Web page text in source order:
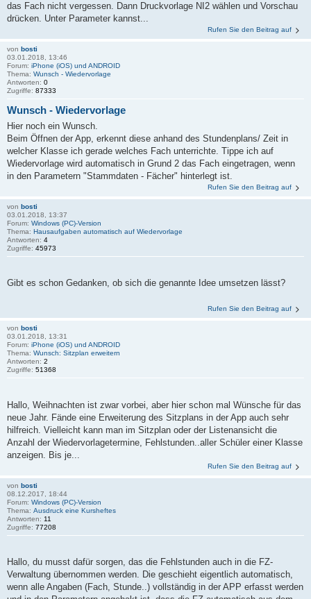
das Fach nicht vergessen. Dann Druckvorlage NI2 wählen und Vorschau
drücken. Unter Parameter kannst...
Rufen Sie den Beitrag auf
von bosti
03.01.2018, 13:46
Forum: iPhone (iOS) und ANDROID
Thema: Wunsch - Wiedervorlage
Antworten: 0
Zugriffe: 87333
Wunsch - Wiedervorlage
Hier noch ein Wunsch.
Beim Öffnen der App, erkennt diese anhand des Stundenplans/ Zeit in
welcher Klasse ich gerade welches Fach unterrichte. Tippe ich auf
Wiedervorlage wird automatisch in Grund 2 das Fach eingetragen, wenn
in den Parametern "Stammdaten - Fächer" hinterlegt ist.
Rufen Sie den Beitrag auf
von bosti
03.01.2018, 13:37
Forum: Windows (PC)-Version
Thema: Hausaufgaben automatisch auf Wiedervorlage
Antworten: 4
Zugriffe: 45973
Gibt es schon Gedanken, ob sich die genannte Idee umsetzen lässt?
Rufen Sie den Beitrag auf
von bosti
03.01.2018, 13:31
Forum: iPhone (iOS) und ANDROID
Thema: Wunsch: Sitzplan erweitern
Antworten: 2
Zugriffe: 51368
Hallo, Weihnachten ist zwar vorbei, aber hier schon mal Wünsche für das
neue Jahr. Fände eine Erweiterung des Sitzplans in der App auch sehr
hilfreich. Vielleicht kann man im Sitzplan oder der Listenansicht die
Anzahl der Wiedervorlagetermine, Fehlstunden..aller Schüler einer Klasse
anzeigen. Bis je...
Rufen Sie den Beitrag auf
von bosti
08.12.2017, 18:44
Forum: Windows (PC)-Version
Thema: Ausdruck eine Kursheftes
Antworten: 11
Zugriffe: 77208
Hallo, du musst dafür sorgen, das die Fehlstunden auch in die FZ-
Verwaltung übernommen werden. Die geschieht eigentlich automatisch,
wenn alle Angaben (Fach, Stunde..) vollständig in der APP erfasst werden